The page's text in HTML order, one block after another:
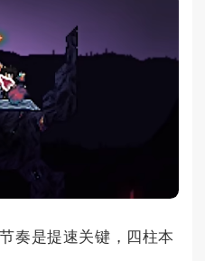
奏是提速关键，四柱本